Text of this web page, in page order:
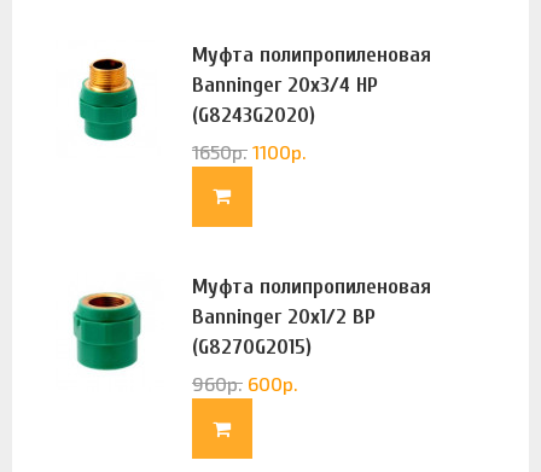
Муфта полипропиленовая
Banninger 20х3/4 НР
(G8243G2020)
1650р. 1100р.
Муфта полипропиленовая
Banninger 20х1/2 ВР
(G8270G2015)
960р. 600р.